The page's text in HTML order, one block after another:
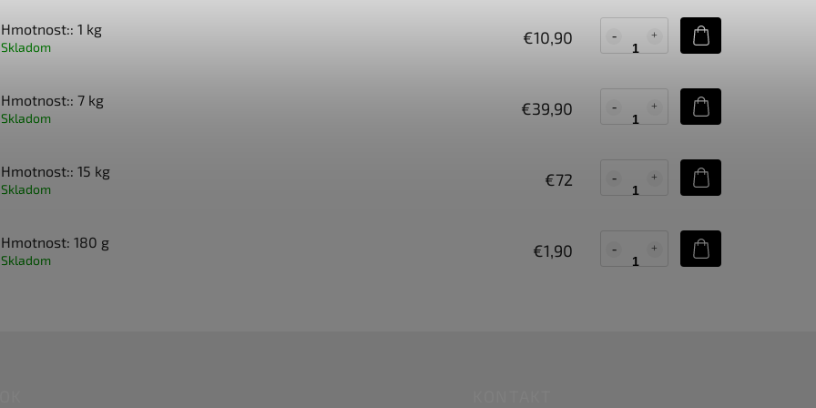
Hmotnost:: 1 kg
Skladom €10,90
Hmotnost:: 7 kg
Skladom €39,90
Hmotnost:: 15 kg
Skladom €72
Hmotnost: 180 g
Skladom €1,90